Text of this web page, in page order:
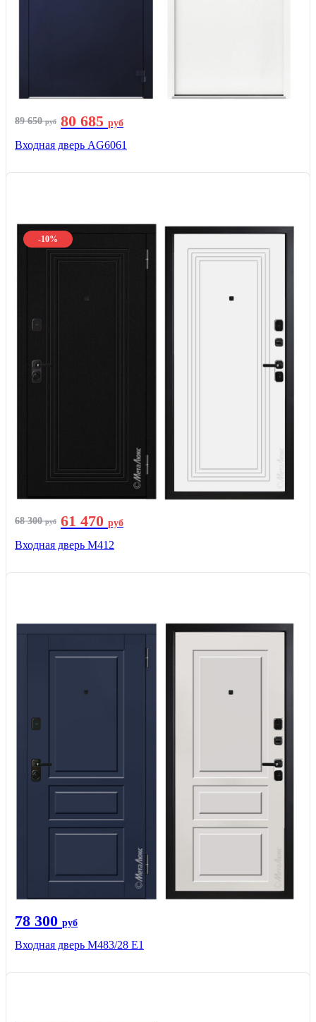
89 650руб 80 685 руб
Входная дверь AG6061
-10%
68 300руб 61 470 руб
Входная дверь М412
78 300 руб
Входная дверь М483/28 Е1